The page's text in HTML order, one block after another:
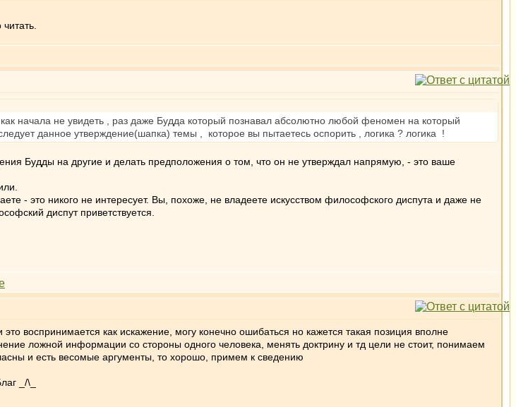
начала не увидеть , раз даже Будда который познавал абсолютно любой феномен на который
данное утверждение(шапка) темы , которое вы пытаетесь оспорить , логика ? логика !
Будды на другие и делать предположения о том, что он не утверждал напрямую, - это ваше
- это никого не интересует. Вы, похоже, не владеете искусством философского диспута и даже не
диспут приветствуется.
воспринимается как искажение, могу конечно ошибаться но кажется такая позиция вполне
ложной информации со стороны одного человека, менять доктрину и тд цели не стоит, понимаем
и есть весомые аргументы, то хорошо, примем к сведению
_/\_